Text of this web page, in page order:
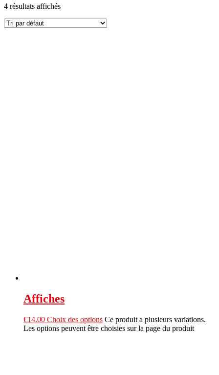
4 résultats affichés
Affiches
€14.00 Choix des options Ce produit a plusieurs variations.
Les options peuvent être choisies sur la page du produit